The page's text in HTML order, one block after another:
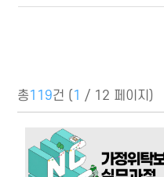
총119건 ( 1 / 12 페이지)